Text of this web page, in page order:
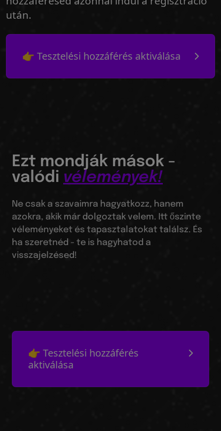
után.
👉 Tesztelési hozzáférés aktiválása
Ezt mondják mások -
valódi vélemények!
Ne csak a szavaimra hagyatkozz, hanem
azokra, akik már dolgoztak velem. Itt őszinte
véleményeket és tapasztalatokat találsz. És
ha szeretnéd - te is hagyhatod a
visszajelzésed!
👉 Tesztelési hozzáférés
aktiválása